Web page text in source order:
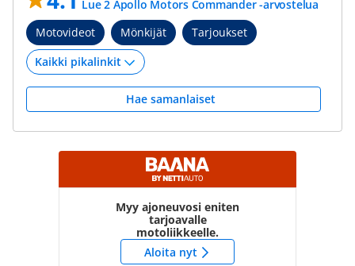
Lue 2 Apollo Motors Commander -arvostelua
Motovideot
Mönkijät Tarjoukset
Hae samanlaiset
Myy ajoneuvosi eniten
tarjoavalle
motoliikkeelle.
Aloita nyt